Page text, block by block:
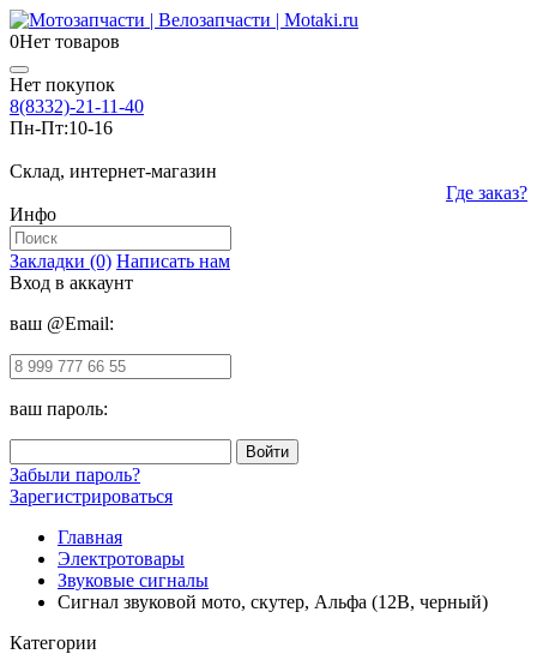
0Нет товаров
Нет покупок
8(8332)-21-11-40
Пн-Пт:10-16
Склад, интернет-магазин
Где заказ?
Инфо
Закладки (0) Написать нам
Вход в аккаунт
ваш @Email:
ваш пароль:
Забыли пароль?
Зарегистрироваться
Главная
Электротовары
Звуковые сигналы
Сигнал звуковой мото, скутер, Альфа (12В, черный)
Категории